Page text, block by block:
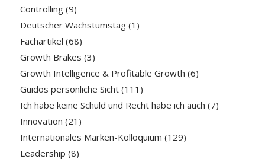
Controlling(9)
Deutscher Wachstumstag(1)
Fachartikel (68)
Growth Brakes (3)
Growth Intelligence & Profitable Growth (6)
Guidos persönliche Sicht(111)
Ich habe keine Schuld und Recht habe ich auch (7)
Innovation (21)
Internationales Marken-Kolloquium (129)
Leadership (8)